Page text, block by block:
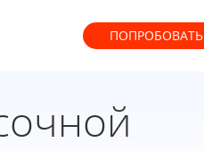
ПОПРОБОВАТЬ